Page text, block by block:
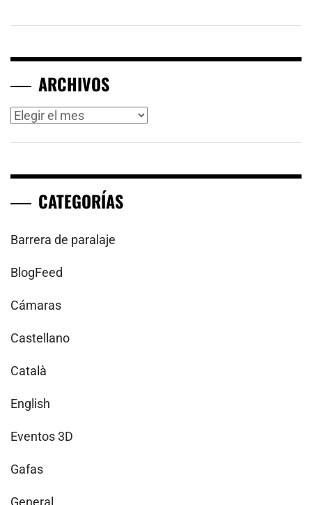
ARCHIVOS
Archivos
CATEGORÍAS
Barrera de paralaje
BlogFeed
Cámaras
Castellano
Català
English
Eventos 3D
Gafas
General